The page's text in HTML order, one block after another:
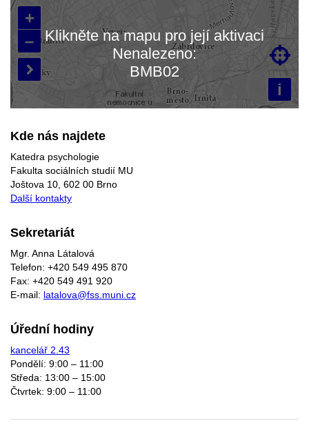
Načítám mapu…
+
–
i


Klikněte na mapu pro její aktivaci
Nenalezeno:
BMB02
Kde nás najdete
Katedra psychologie
Fakulta sociálních studií MU
Joštova 10, 602 00 Brno
Další kontakty
Sekretariát
Mgr. Anna Látalová
Telefon: +420 549 495 870
Fax: +420 549 491 920
E-mail: latalova@fss.muni.cz
Úřední hodiny
kancelář 2.43
Pondělí: 9:00 – 11:00
Středa: 13:00 – 15:00
Čtvrtek: 9:00 – 11:00